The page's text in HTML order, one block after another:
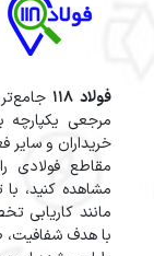
فولاد 118
مرجعی یکپارچه
مقاطع فولادی
مشاهده کنید، با
با هدف شفافیت،